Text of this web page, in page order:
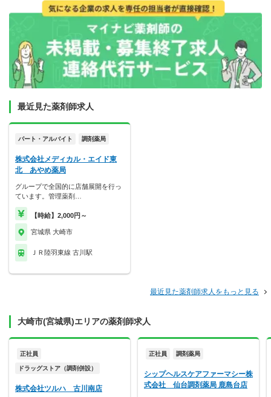
最近見た薬剤師求人
パート・アルバイト 調剤薬局
株式会社メディカル・エイド東
北 あやめ薬局
グループで全国的に店舗展開を行っ
ています。管理薬剤…
【時給】2,000円～
宮城県 大崎市
ＪＲ陸羽東線 古川駅
最近見た薬剤師求人をもっと見る
大崎市(宮城県)エリアの薬剤師求人
正社員
ドラッグストア（調剤併設）
株式会社ツルハ 古川南店
正社員 調剤薬局
シップヘルスケアファーマシー株
式会社 仙台調剤薬局 鹿島台店